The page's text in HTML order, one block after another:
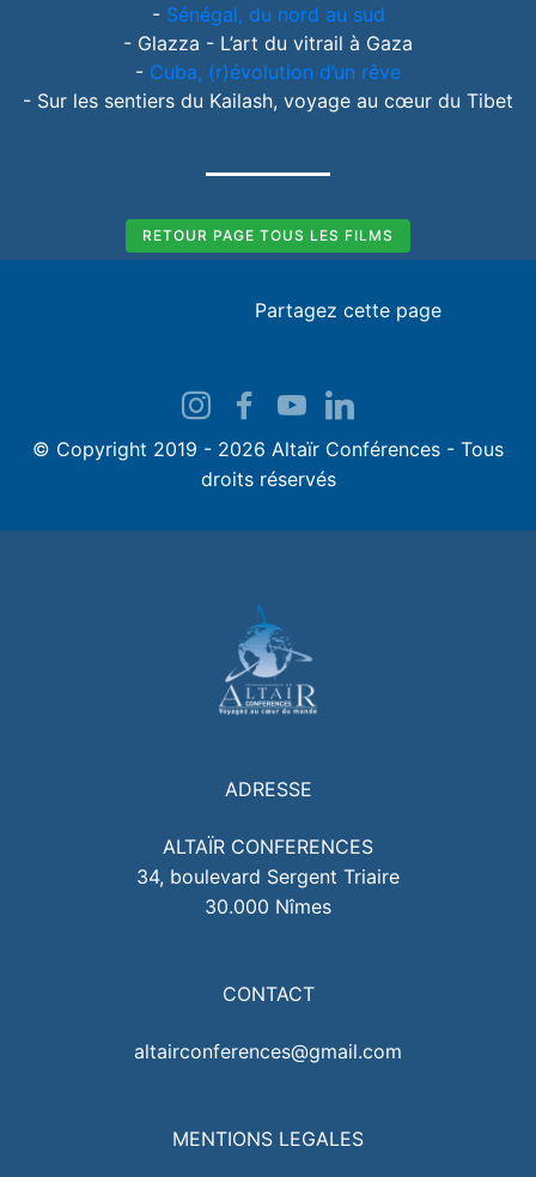
- Sénégal, du nord au sud
- Glazza - L’art du vitrail à Gaza
- Cuba, (r)évolution d’un rêve
- Sur les sentiers du Kailash, voyage au cœur du Tibet
RETOUR PAGE TOUS LES FILMS
Partagez cette page
© Copyright 2019 - 2026 Altaïr Conférences - Tous
droits réservés
ADRESSE
ALTAÏR CONFERENCES
34, boulevard Sergent Triaire
30.000 Nîmes
CONTACT
altairconferences@gmail.com
MENTIONS LEGALES